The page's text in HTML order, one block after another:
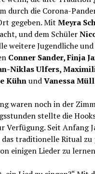
durch die Corona-
gegeben. Mit Meyra
und dem Schüler
weitere Jugendliche und
Conner Sander, Finja
Niklas Ulfers,
KühnundVanessa
waren noch in der
stellte die
Verfügung. Seit Anfang
traditionelle Ritual zu
einigen Lieder zu